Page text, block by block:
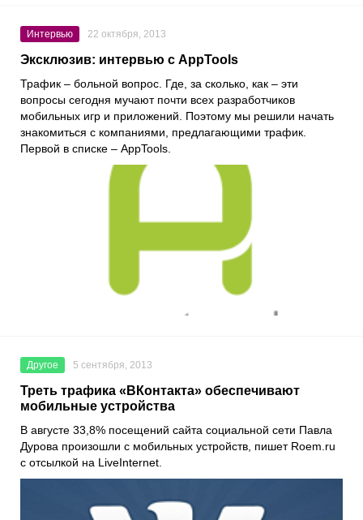
Интервью 22 октября, 2013
Эксклюзив: интервью с AppTools
Трафик – больной вопрос. Где, за сколько, как – эти
вопросы сегодня мучают почти всех разработчиков
мобильных игр и приложений. Поэтому мы решили начать
знакомиться c компаниями, предлагающими трафик.
Первой в списке – AppTools.
Другое 5 сентября, 2013
Треть трафика «ВКонтакта» обеспечивают
мобильные устройства
В августе 33,8% посещений сайта социальной сети Павла
Дурова произошли с мобильных устройств, пишет Roem.ru
с отсылкой на LiveInternet.